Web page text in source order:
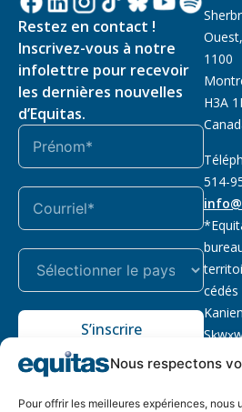
Nous respectons
Pour offrir les meilleures expériences,
Restez en contact !
Inscrivez-vous à notre
infolettre pour recevoir
les dernières nouvelles
d’Equitas.
S’inscrire
1100
H3A
514-
Lire